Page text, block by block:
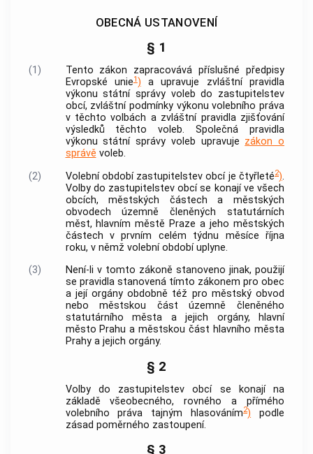
OBECNÁ USTANOVENÍ
§ 1
(1)
Tento zákon zapracovává příslušné předpisy
Evropské unie1) a upravuje zvláštní pravidla
výkonu státní správy voleb do zastupitelstev
obcí, zvláštní podmínky výkonu volebního práva
v těchto volbách a zvláštní pravidla zjišťování
výsledků těchto voleb. Společná pravidla
výkonu státní správy voleb upravuje zákon o
správě voleb.
(2)
Volební období zastupitelstevobcíje čtyřleté2).
Volby do zastupitelstevobcíse konají ve všech
obcích, městských částech a městských
obvodech územně členěných statutárních
měst, hlavním městě Praze a jeho městských
částech v prvním celém týdnu měsíce října
roku, v němž volební období uplyne.
(3)
Není-li v tomto zákoně stanoveno jinak, použijí
se pravidla stanovená tímto zákonem pro obec
a její orgány obdobně též pro městský obvod
nebo městskou část územně členěného
statutárního města a jejich orgány, hlavní
město Prahu a městskou část hlavního města
Prahy a jejich orgány.
§ 2
Volby do zastupitelstevobcíse konají na
základě všeobecného, rovného a přímého
volebního práva tajným hlasováním2) podle
zásad poměrného zastoupení.
§ 3